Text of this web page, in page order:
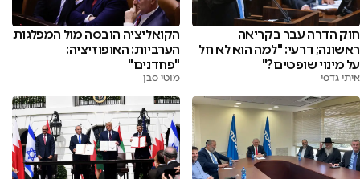
חוק הדרה עבר בקריאה
ראשונה; דרעי: "למה הוא לא חל
על מינוי שופטים?"
איתי גדסי
הקואליציה הובסה מול המפלגות
הערביות: האופוזיציה:
"פחדנים"
מוטי סבן